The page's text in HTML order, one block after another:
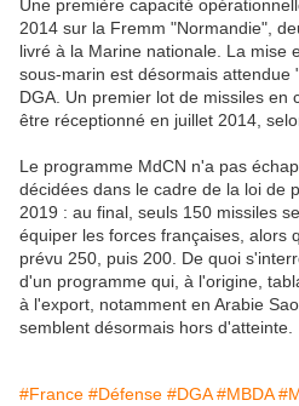
Une première capacité
2014 sur la Fremm "Normandie",
livré à la Marine nationale. La mise
sous-marin est désormais attendue
DGA. Un premier lot de missiles en
être réceptionné en juillet 2014,
Le programme MdCN n'a pas
décidées dans le cadre de la loi de
2019 : au final, seuls 150 missiles
équiper les forces françaises, alors
prévu 250, puis 200. De quoi
d'un programme qui, à l'origine,
à l'export, notamment en Arabie
semblent désormais hors d'atteinte.
#France #Défense #DGA #MBDA